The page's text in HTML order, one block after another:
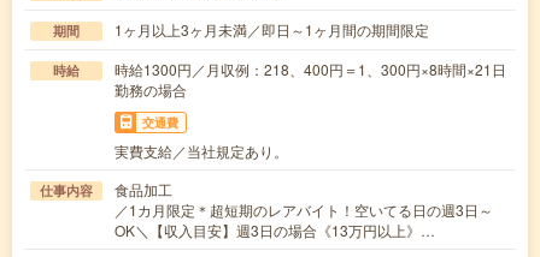
期間 1ヶ月以上3ヶ月未満／即日～1ヶ月間の期間限定
時給
時給1300円／月収例：218、400円＝1、300円×8時間×21日
勤務の場合
交通費
実費支給／当社規定あり。
仕事内容
食品加工
／1カ月限定＊超短期のレアバイト！空いてる日の週3日～
OK＼【収入目安】週3日の場合《13万円以上》…